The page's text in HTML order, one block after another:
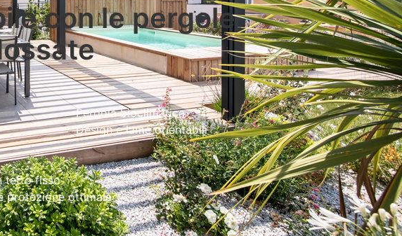
con le pergole
Pergola bioclimatica
Design e lame orientabili
tetto fisso
protezione ottimale